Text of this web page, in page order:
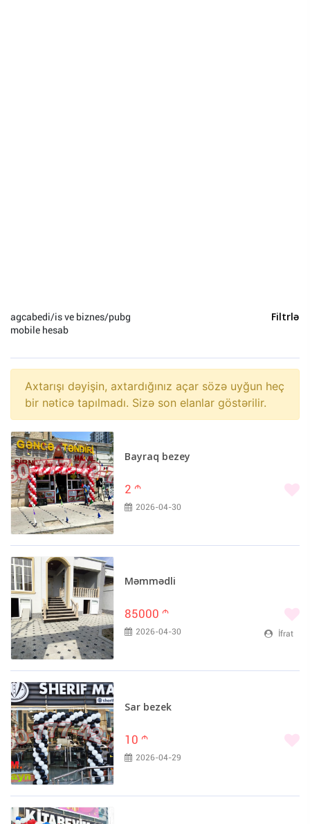
agcabedi/is ve biznes/pubg
mobile hesab
Filtrlə
Axtarışı dəyişin, axtardığınız açar sözə uyğun heç
bir nəticə tapılmadı. Sizə son elanlar göstərilir.
Bayraq bezey
2 m
2026-04-30
Məmmədli
85000 m
2026-04-30 İfrat
Sar bezek
10 m
2026-04-29